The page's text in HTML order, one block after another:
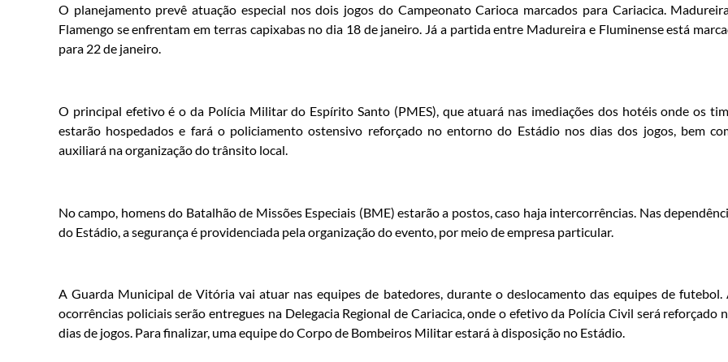
O planejamento prevê atuação especial nos dois jogos do Campeonato Carioca marcados para Cariacica.
Flamengo se enfrentam em terras capixabas no dia 18 de janeiro. Já a partida entre Madureira e Fluminense está
para 22 de janeiro.
O principal efetivo é o da Polícia Militar do Espírito Santo (PMES), que atuará nas imediações dos hotéis onde os
estarão hospedados e fará o policiamento ostensivo reforçado no entorno do Estádio nos dias dos jogos, bem
auxiliará na organização do trânsito local.
No campo, homens do Batalhão de Missões Especiais (BME) estarão a postos, caso haja intercorrências. Nas
do Estádio, a segurança é providenciada pela organização do evento, por meio de empresa particular.
A Guarda Municipal de Vitória vai atuar nas equipes de batedores, durante o deslocamento das equipes de futebol.
ocorrências policiais serão entregues na Delegacia Regional de Cariacica, onde o efetivo da Polícia Civil será reforçado
dias de jogos. Para finalizar, uma equipe do Corpo de Bombeiros Militar estará à disposição no Estádio.